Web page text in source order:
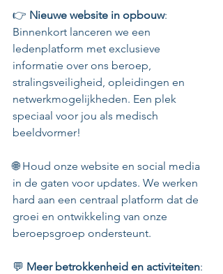
👉 Nieuwe website in opbouw:
Binnenkort lanceren we een
ledenplatform met exclusieve
informatie over ons beroep,
stralingsveiligheid, opleidingen en
netwerkmogelijkheden. Een plek
speciaal voor jou als medisch
beeldvormer!
🌐 Houd onze website en social media
in de gaten voor updates. We werken
hard aan een centraal platform dat de
groei en ontwikkeling van onze
beroepsgroep ondersteunt.
💬 Meer betrokkenheid en activiteiten: